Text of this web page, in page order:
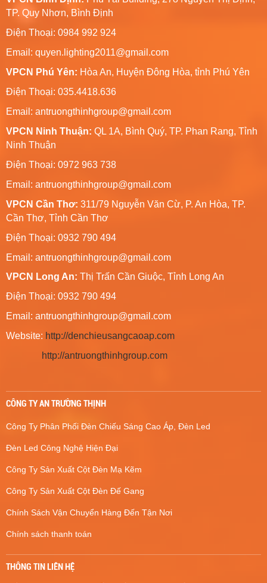
TP. Quy Nhơn, Bình Định
Điện Thoại: 0984 992 924
Email: quyen.lighting2011@gmail.com
VPCN Phú Yên: Hòa An, Huyện Đông Hòa, tỉnh Phú Yên
Điện Thoại: 035.4418.636
Email: antruongthinhgroup@gmail.com
VPCN Ninh Thuận: QL 1A, Bình Quý, TP. Phan Rang, Tỉnh
Ninh Thuận
Điện Thoại: 0972 963 738
Email: antruongthinhgroup@gmail.com
VPCN Cần Thơ: 311/79 Nguyễn Văn Cừ, P. An Hòa, TP.
Cần Thơ, Tỉnh Cần Thơ
Điện Thoại: 0932 790 494
Email: antruongthinhgroup@gmail.com
VPCN Long An: Thị Trấn Cần Giuộc, Tỉnh Long An
Điện Thoại: 0932 790 494
Email: antruongthinhgroup@gmail.com
Website: http://denchieusangcaoap.com
http://antruongthinhgroup.com
CÔNG TY AN TRƯỜNG THỊNH
Công Ty Phân Phối Đèn Chiếu Sáng Cao Áp, Đèn Led
Đèn Led Công Nghệ Hiện Đại
Công Ty Sản Xuất Cột Đèn Mạ Kẽm
Công Ty Sản Xuất Cột Đèn Đế Gang
Chính Sách Vận Chuyển Hàng Đến Tận Nơi
Chính sách thanh toán
THÔNG TIN LIÊN HỆ